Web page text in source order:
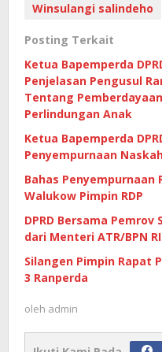
Winsulangi salindeho
Posting Terkait
Ketua Bapemperda
Penjelasan Pengusul
Tentang
Perlindungan Anak
Ketua Bapemperda
Penyempurnaan
Bahas Penyempurnaan
Walukow Pimpin RDP
DPRD Bersama Pemrov
dari Menteri ATR/BPN RI
Silangen Pimpin Rapat
3 Ranperda
oleh admin